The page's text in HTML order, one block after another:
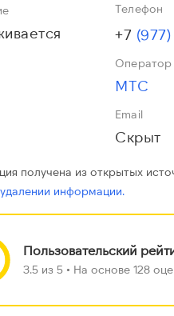
Телефон
+7 (977)
Оператор
МТС
Email
Скрыт
получена из открытых
удалении информации.
Пользовательский
3.5 из 5 • На основе 128